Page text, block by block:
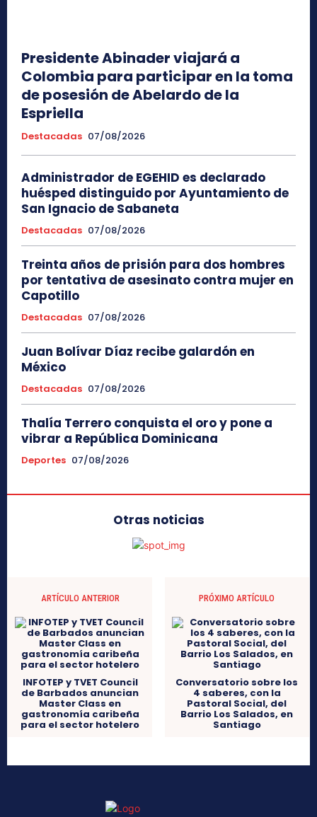
Presidente Abinader viajará a
Colombia para participar en la toma
de posesión de Abelardo de la
Espriella
Destacadas 07/08/2026
Administrador de EGEHID es declarado
huésped distinguido por Ayuntamiento de
San Ignacio de Sabaneta
Destacadas 07/08/2026
Treinta años de prisión para dos hombres
por tentativa de asesinato contra mujer en
Capotillo
Destacadas 07/08/2026
Juan Bolívar Díaz recibe galardón en
México
Destacadas 07/08/2026
Thalía Terrero conquista el oro y pone a
vibrar a República Dominicana
Deportes 07/08/2026
Otras noticias
ARTÍCULO ANTERIOR
INFOTEP y TVET Council
de Barbados anuncian
Master Class en
gastronomía caribeña
para el sector hotelero
PRÓXIMO ARTÍCULO
Conversatorio sobre los
4 saberes, con la
Pastoral Social, del
Barrio Los Salados, en
Santiago